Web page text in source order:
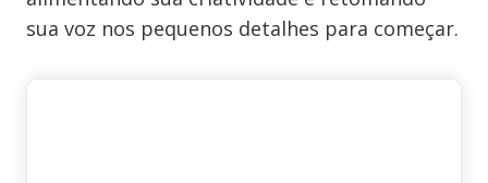
sua voz nos pequenos detalhes para começar.